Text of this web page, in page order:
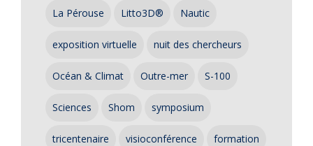
La Pérouse Litto3D® Nautic
exposition virtuelle nuit des chercheurs
Océan & Climat Outre-mer S-100
Sciences Shom symposium
tricentenaire visioconférence formation